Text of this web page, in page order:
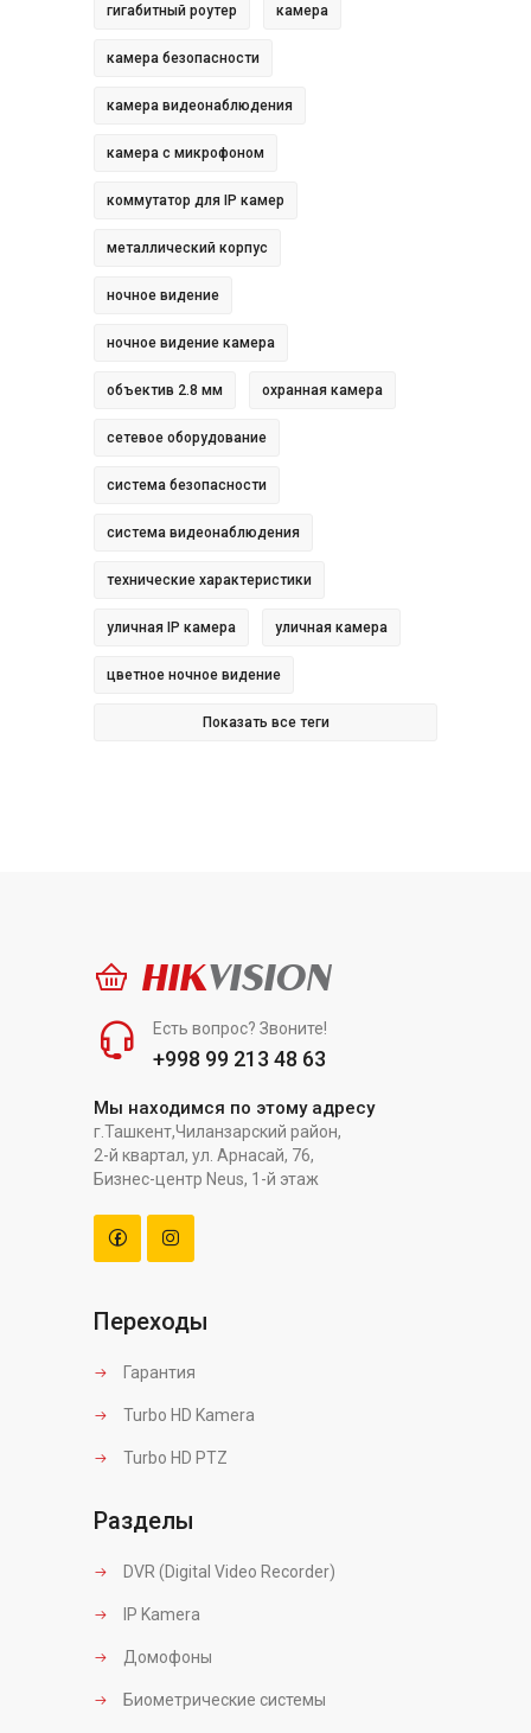
гигабитный роутер камера
камера безопасности
камера видеонаблюдения
камера с микрофоном
коммутатор для IP камер
металлический корпус
ночное видение
ночное видение камера
объектив 2.8 мм охранная камера
сетевое оборудование
система безопасности
система видеонаблюдения
технические характеристики
уличная IP камера уличная камера
цветное ночное видение
Показать все теги
HIKVISION
Есть вопрос? Звоните!
+998 99 213 48 63
Мы находимся по этому адресу
г.Ташкент,Чиланзарский район,
2-й квартал, ул. Арнасай, 76,
Бизнес-центр Neus, 1-й этаж
Переходы
Гарантия
Turbo HD Kamera
Turbo HD PTZ
Разделы
DVR (Digital Video Recorder)
IP Kamera
Домофоны
Биометрические системы